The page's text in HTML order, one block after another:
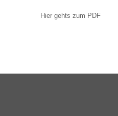
Hier gehts zum PDF